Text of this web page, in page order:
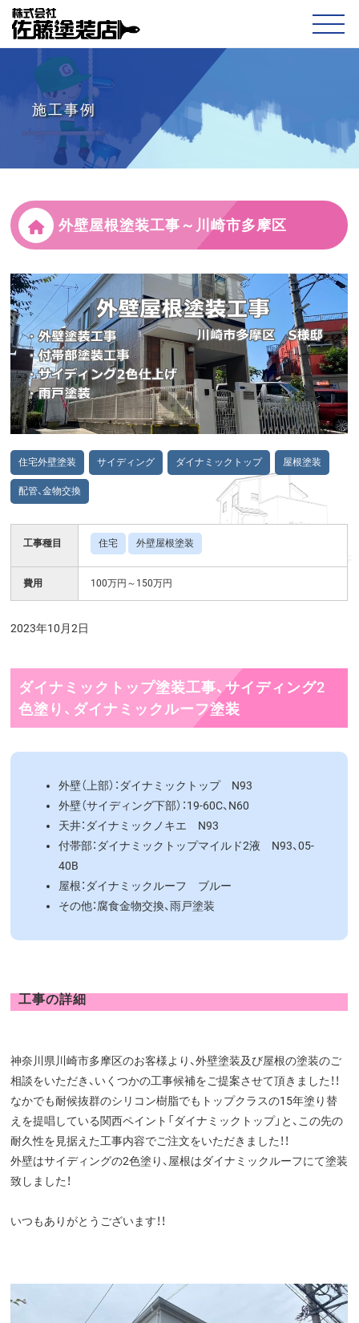
施工事例
外壁屋根塗装工事～川崎市多摩区
住宅外壁塗装 サイディング ダイナミックトップ 屋根塗装
配管、金物交換
工事種目 住宅 外壁屋根塗装
費用 100万円～150万円
2023年10月2日
ダイナミックトップ塗装工事、サイディング2
色塗り、ダイナミックルーフ塗装
外壁（上部）：ダイナミックトップ N93
外壁（サイディング下部）：19-60C、N60
天井：ダイナミックノキエ N93
付帯部：ダイナミックトップマイルド2液 N93、05-
40B
屋根：ダイナミックルーフ ブルー
その他：腐食金物交換、雨戸塗装
工事の詳細
神奈川県川崎市多摩区のお客様より、外壁塗装及び屋根の塗装のご
相談をいただき、いくつかの工事候補をご提案させて頂きました！！
なかでも耐候抜群のシリコン樹脂でもトップクラスの15年塗り替
えを提唱している関西ペイント「ダイナミックトップ」と、この先の
耐久性を見据えた工事内容でご注文をいただきました！！
外壁はサイディングの2色塗り、屋根はダイナミックルーフにて塗装
致しました！
いつもありがとうございます！！